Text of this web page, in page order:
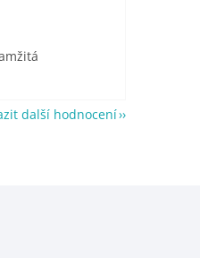
obchodu je 5 z 5 hvězdiček.
další hodnocení